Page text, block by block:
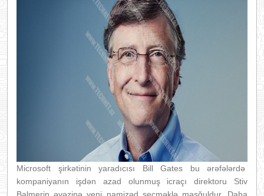
Microsoft şirkətinin yaradıcısı Bill Gates bu ərəfələrdə
kompaniyanın işdən azad olunmuş icraçı direktoru Stiv